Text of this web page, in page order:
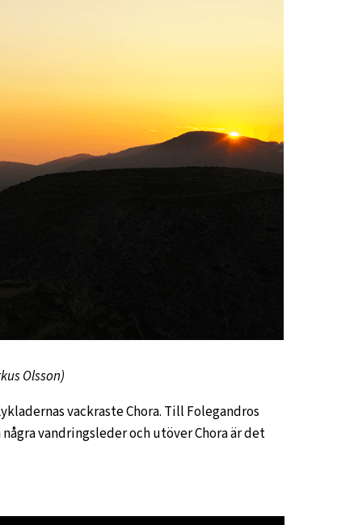
Olsson)
vackraste Chora. Till Folegandros
vandringsleder och utöver Chora är det